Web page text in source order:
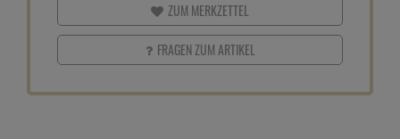
ZUM MERKZETTEL
FRAGEN ZUM ARTIKEL